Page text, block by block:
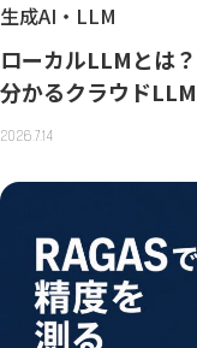
生成AI・LLM
ローカルLLMとは
分かるクラウド
2026.7.14